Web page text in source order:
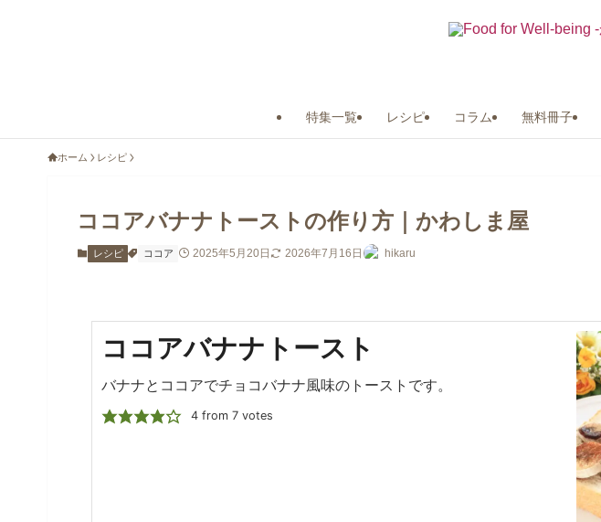
特集一覧 レシピ コラム 無料冊子
ホーム レシピ
ココアバナナトーストの作り方｜かわしま屋
レシピ ココア 2025年5月20日 2026年7月16日 hikaru
ココアバナナトースト
バナナとココアでチョコバナナ風味のトーストです。
4from 7votes